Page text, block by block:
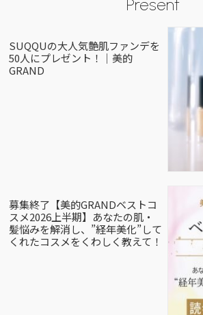
Present
SUQQUの大人気艶肌ファンデを
50人にプレゼント！｜美的
GRAND
募集終了【美的GRANDベストコ
スメ2026上半期】あなたの肌・
髪悩みを解消し、”経年美化”して
くれたコスメをくわしく教えて！